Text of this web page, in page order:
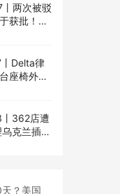
两次被驳
获批！几
Delta律
座椅外观
亚马逊卖
362店遭
克兰插画
四款版
？美国